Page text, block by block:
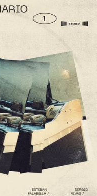
Verano Porteño
Otoño Porteño
Invierno Porteño
Primavera Porteña
Triunfal
Revolucionario
Introducción al Ángel
Milonga del Ángel